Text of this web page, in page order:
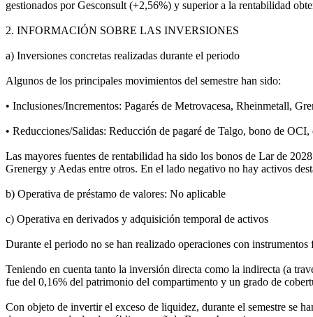
gestionados por Gesconsult (+2,56%) y superior a la rentabilidad
2. INFORMACIÓN SOBRE LAS INVERSIONES
a) Inversiones concretas realizadas durante el periodo
Algunos de los principales movimientos del semestre han sido:
• Inclusiones/Incrementos: Pagarés de Metrovacesa, Rheinmetall,
• Reducciones/Salidas: Reducción de pagaré de Talgo, bono de
Las mayores fuentes de rentabilidad ha sido los bonos de Lar de
Grenergy y Aedas entre otros. En el lado negativo no hay activos
b) Operativa de préstamo de valores: No aplicable
c) Operativa en derivados y adquisición temporal de activos
Durante el periodo no se han realizado operaciones con
Teniendo en cuenta tanto la inversión directa como la indirecta (a
fue del 0,16% del patrimonio del compartimento y un grado de
Con objeto de invertir el exceso de liquidez, durante el semestre se